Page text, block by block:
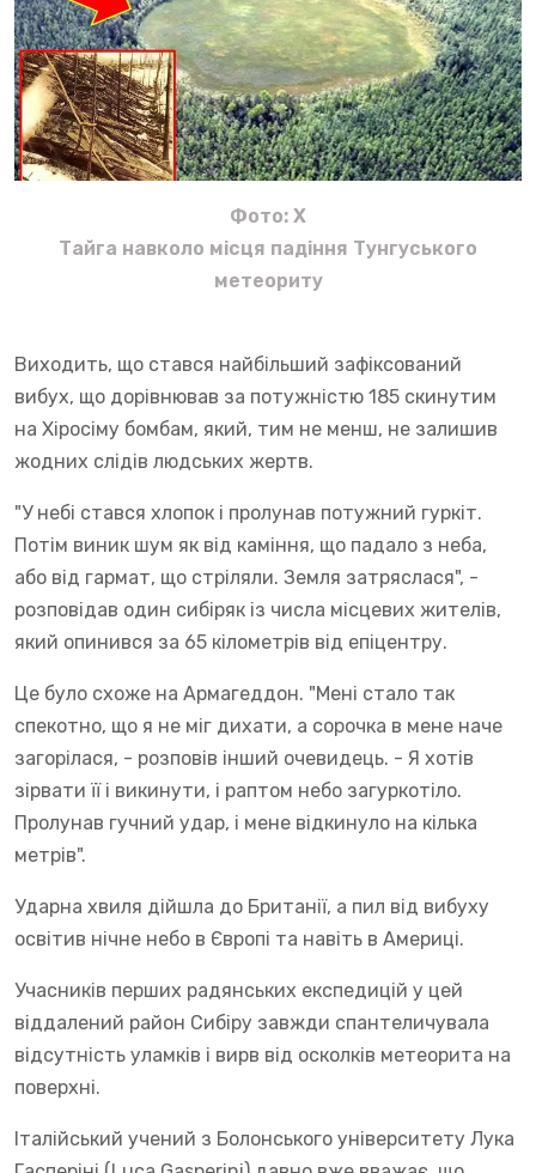
Фото: X
Тайга навколо місця падіння Тунгуського
метеориту
Виходить, що стався найбільший зафіксований
вибух, що дорівнював за потужністю 185 скинутим
на Хіросіму бомбам, який, тим не менш, не залишив
жодних слідів людських жертв.
"У небі стався хлопок і пролунав потужний гуркіт.
Потім виник шум як від каміння, що падало з неба,
або від гармат, що стріляли. Земля затряслася", -
розповідав один сибіряк із числа місцевих жителів,
який опинився за 65 кілометрів від епіцентру.
Це було схоже на Армагеддон. "Мені стало так
спекотно, що я не міг дихати, а сорочка в мене наче
загорілася, - розповів інший очевидець. - Я хотів
зірвати її і викинути, і раптом небо загуркотіло.
Пролунав гучний удар, і мене відкинуло на кілька
метрів".
Ударна хвиля дійшла до Британії, а пил від вибуху
освітив нічне небо в Європі та навіть в Америці.
Учасників перших радянських експедицій у цей
віддалений район Сибіру завжди спантеличувала
відсутність уламків і вирв від осколків метеорита на
поверхні.
Італійський учений з Болонського університету Лука